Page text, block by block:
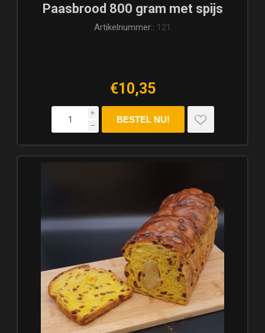
Paasbrood 800 gram met spijs
Artikelnummer:: 121
€10,35
i
h